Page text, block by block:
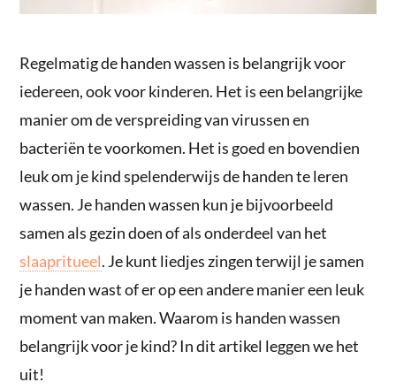
Regelmatig de handen wassen is belangrijk voor
iedereen, ook voor kinderen. Het is een belangrijke
manier om de verspreiding van virussen en
bacteriën te voorkomen. Het is goed en bovendien
leuk om je kind spelenderwijs de handen te leren
wassen. Je handen wassen kun je bijvoorbeeld
samen als gezin doen of als onderdeel van het
slaapritueel. Je kunt liedjes zingen terwijl je samen
je handen wast of er op een andere manier een leuk
moment van maken. Waarom is handen wassen
belangrijk voor je kind? In dit artikel leggen we het
uit!